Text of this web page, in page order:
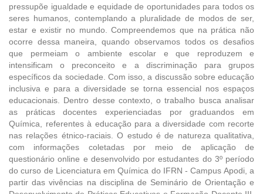
pressupõe igualdade e equidade de oportunidades para todos os
seres humanos, contemplando a pluralidade de modos de ser,
estar e existir no mundo. Compreendemos que na prática não
ocorre dessa maneira, quando observamos todos os desafios
que permeiam o ambiente escolar e que reproduzem e
intensificam o preconceito e a discriminação para grupos
específicos da sociedade. Com isso, a discussão sobre educação
inclusiva e para a diversidade se torna essencial nos espaços
educacionais. Dentro desse contexto, o trabalho busca analisar
as práticas docentes experienciadas por graduandos em
Química, referentes à educação para a diversidade com recorte
nas relações étnico-raciais. O estudo é de natureza qualitativa,
com informações coletadas por meio de aplicação de
questionário online e desenvolvido por estudantes do 3º período
do curso de Licenciatura em Química do IFRN - Campus Apodi, a
partir das vivências na disciplina de Seminário de Orientação e